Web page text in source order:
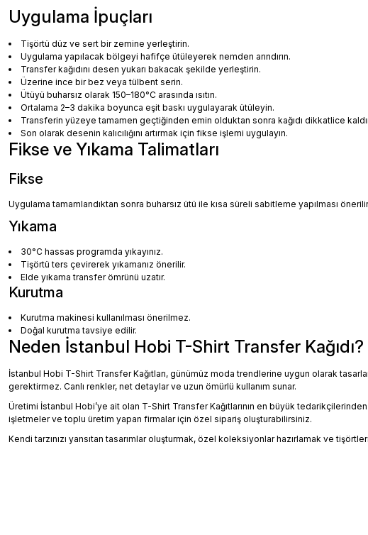
Uygulama İpuçları
Tişörtü düz ve sert bir zemine yerleştirin.
Uygulama yapılacak bölgeyi hafifçe ütüleyerek nemden arındırın.
Transfer kağıdını desen yukarı bakacak şekilde yerleştirin.
Üzerine ince bir bez veya tülbent serin.
Ütüyü buharsız olarak 150–180°C arasında ısıtın.
Ortalama 2–3 dakika boyunca eşit baskı uygulayarak ütüleyin.
Transferin yüzeye tamamen geçtiğinden emin olduktan sonra kağıdı dikkatlice
Son olarak desenin kalıcılığını artırmak için fikse işlemi uygulayın.
Fikse ve Yıkama Talimatları
Fikse
Uygulama tamamlandıktan sonra buharsız ütü ile kısa süreli sabitleme yapılması
Yıkama
30°C hassas programda yıkayınız.
Tişörtü ters çevirerek yıkamanız önerilir.
Elde yıkama transfer ömrünü uzatır.
Kurutma
Kurutma makinesi kullanılması önerilmez.
Doğal kurutma tavsiye edilir.
Neden İstanbul Hobi T-Shirt Transfer Kağıdı?
İstanbul Hobi T-Shirt Transfer Kağıtları, günümüz moda trendlerine uygun olarak
gerektirmez. Canlı renkler, net detaylar ve uzun ömürlü kullanım sunar.
Üretimi İstanbul Hobi’ye ait olan T-Shirt Transfer Kağıtlarının en büyük
işletmeler ve toplu üretim yapan firmalar için özel sipariş oluşturabilirsiniz.
Kendi tarzınızı yansıtan tasarımlar oluşturmak, özel koleksiyonlar hazırlamak ve